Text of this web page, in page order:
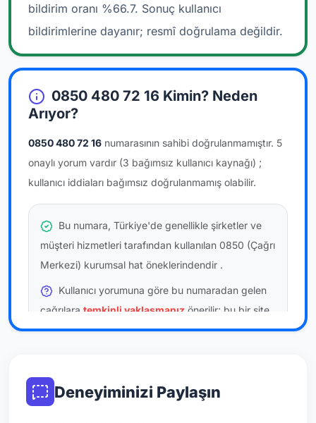
bildirim oranı %66.7. Sonuç kullanıcı
bildirimlerine dayanır; resmî doğrulama değildir.
0850 480 72 16 Kimin? Neden
Arıyor?
0850 480 72 16 numarasının sahibi doğrulanmamıştır. 5
onaylı yorum vardır (3 bağımsız kullanıcı kaynağı) ;
kullanıcı iddiaları bağımsız doğrulanmamış olabilir.
Bu numara, Türkiye'de genellikle şirketler ve
müşteri hizmetleri tarafından kullanılan 0850 (Çağrı
Merkezi) kurumsal hat öneklerindendir .
Kullanıcı yorumuna göre bu numaradan gelen
çağrılara temkinli yaklaşmanız önerilir; bu bir site
hükmü değildir.
resmi doğrulama niteliği taşımaz.
Deneyiminizi Paylaşın